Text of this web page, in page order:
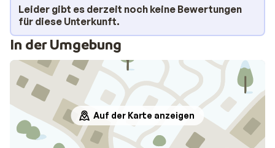
Leider gibt es derzeit noch keine Bewertungen
für diese Unterkunft.
In der Umgebung
Auf der Karte anzeigen